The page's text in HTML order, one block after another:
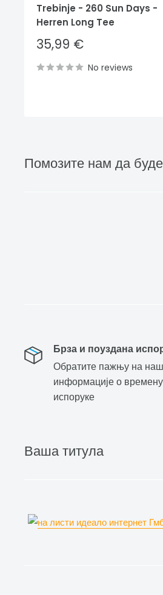
Trebinje - 260 Sun Days -
Herren Long Tee
Sale
price
35,99 €
No reviews
Помозите нам да
Брза и поуздана
Обратите пажњу на
информације о времену
испоруке
Ваша титула